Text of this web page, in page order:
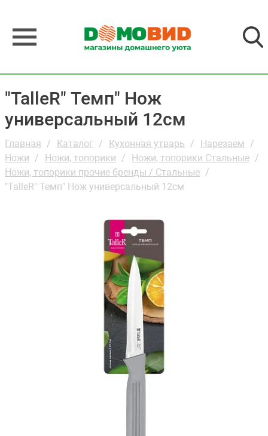
"TalleR" Темп" Нож
универсальный 12см
Главная Каталог Кухонная утварь
Нарезаем
Ножи
Ножи, топорики
Ножи, топорики Стальные
Ножи, топорики прочие бренды / Стальные
"TalleR" Темп" Нож универсальный 12см